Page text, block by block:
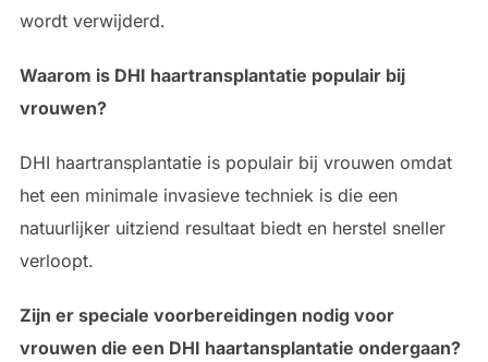
wordt verwijderd.
Waarom is DHI haartransplantatie populair bij
vrouwen?
DHI haartransplantatie is populair bij vrouwen omdat
het een minimale invasieve techniek is die een
natuurlijker uitziend resultaat biedt en herstel sneller
verloopt.
Zijn er speciale voorbereidingen nodig voor
vrouwen die een DHI haartansplantatie ondergaan?